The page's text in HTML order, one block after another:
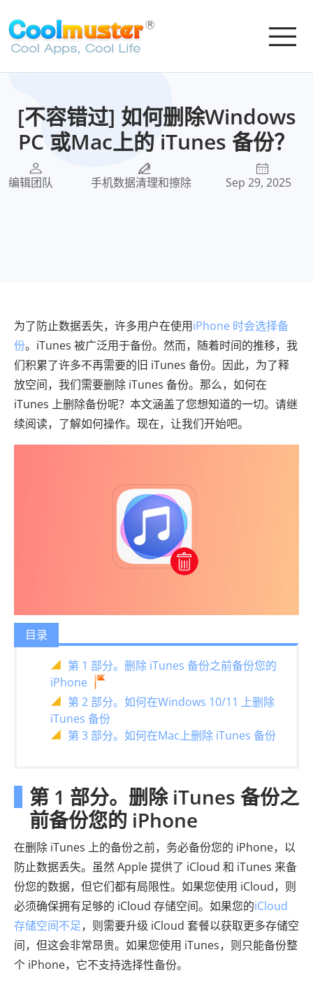
[不容错过] 如何删除Windows
PC 或Mac上的 iTunes 备份？
编辑团队 手机数据清理和擦除 Sep 29, 2025
为了防止数据丢失，许多用户在使用iPhone 时会选择备
份。iTunes 被广泛用于备份。然而，随着时间的推移，我
们积累了许多不再需要的旧 iTunes 备份。因此，为了释
放空间，我们需要删除 iTunes 备份。那么，如何在
iTunes 上删除备份呢？本文涵盖了您想知道的一切。请继
续阅读，了解如何操作。现在，让我们开始吧。
目录
第 1 部分。删除 iTunes 备份之前备份您的
iPhone
第 2 部分。如何在Windows 10/11 上删除
iTunes 备份
第 3 部分。如何在Mac上删除 iTunes 备份
第 1 部分。删除 iTunes 备份之
前备份您的 iPhone
在删除 iTunes 上的备份之前，务必备份您的 iPhone，以
防止数据丢失。虽然 Apple 提供了 iCloud 和 iTunes 来备
份您的数据，但它们都有局限性。如果您使用 iCloud，则
必须确保拥有足够的 iCloud 存储空间。如果您的iCloud
存储空间不足，则需要升级 iCloud 套餐以获取更多存储空
间，但这会非常昂贵。如果您使用 iTunes，则只能备份整
个 iPhone，它不支持选择性备份。